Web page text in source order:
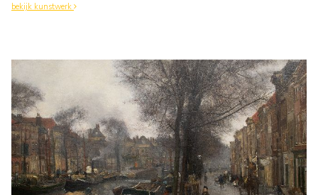
bekijk kunstwerk